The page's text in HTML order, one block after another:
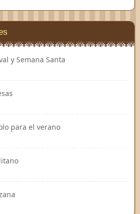
y Semana Santa
para el verano